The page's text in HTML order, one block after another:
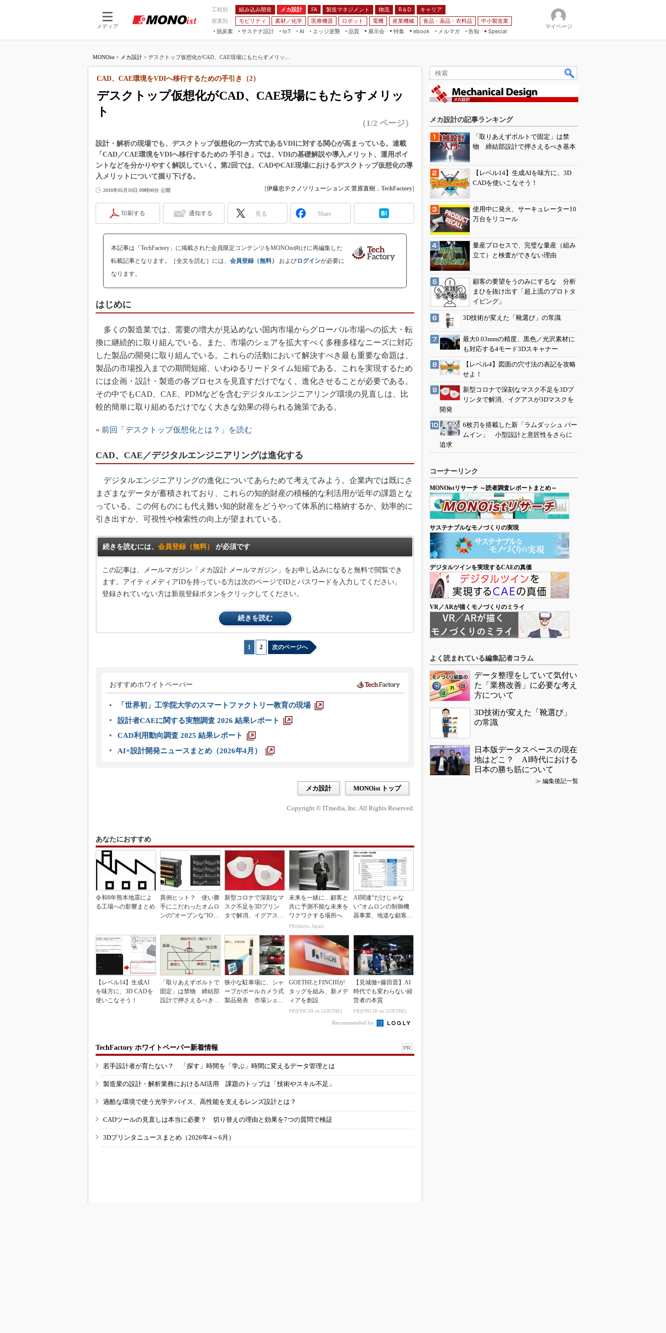
メディア
工程別： 組み込み開発 メカ設計 FA 製造マネジメント 物流 R＆D
キャリア
産業別：
モビリティ 素材／化学 医療機器 ロボット 電機 産業機械 食品・薬品・衣料品
中小製造業
脱炭素
サステナ設計
IoT
つながる工場
つながるサービス
AI
AI×設備保全
Physical AI
エッジ逆襲 品質
展示会
JIMTOF
IIFES
TECHNO-FRONTIER
人テク展
EdgeTech+
日本ものづくりワールド
AUTOMOTIVE WORLD
特集
VR／AR
フィールドサービス
組み込みモデリング
Windows Embedded
無償設計ツール
3Dプリンタ
イノベーション
植物工場
知財マネジメント
海外生産
グローバル設計・開発
制御セキュリティ
新型コロナへの対応
ebook
モビリティ
メルマガ
告知 Special
マイページ
MONOist > メカ設計 > デスクトップ仮想化がCAD、CAE現場にもたらすメリッ...
デスクトップ仮想化がCAD、CAE現場にもたらすメリッ
ト
CAD、CAE環境をVDIへ移行するための手引き（2）
（1/2 ページ）
設計・解析の現場でも、デスクトップ仮想化の一方式であるVDIに対する関心が高まっている。連載
「CAD／CAE環境をVDIへ移行するための 手引き」では、VDIの基礎解説や導入メリット、運用ポイ
ントなどを分かりやすく解説していく。第2回では、CADやCAE現場におけるデスクトップ仮想化の導
入メリットについて掘り下げる。
2016年05月10日 09時00分 公開 [伊藤忠テクノソリューションズ 菅原直樹 ， TechFactory]
印刷する 通知する 見る Share
本記事は「TechFactory」に掲載された会員限定コンテンツをMONOist向けに再編集した
転載記事となります。［全文を読む］には、 会員登録（無料） およびログインが必要に
なります。
はじめに
多くの製造業では、需要の増大が見込めない国内市場からグローバル市場への拡大・転
換に継続的に取り組んでいる。また、市場のシェアを拡大すべく多種多様なニーズに対応
した製品の開発に取り組んでいる。これらの活動において解決すべき最も重要な命題は、
製品の市場投入までの期間短縮、いわゆるリードタイム短縮である。これを実現するため
には企画・設計・製造の各プロセスを見直すだけでなく、進化させることが必要である。
その中でもCAD、CAE、PDMなどを含むデジタルエンジニアリング環境の見直しは、比
較的簡単に取り組めるだけでなく大きな効果の得られる施策である。
» 前回「デスクトップ仮想化とは？」を読む
CAD、CAE／デジタルエンジニアリングは進化する
デジタルエンジニアリングの進化についてあらためて考えてみよう。企業内では既にさ
まざまなデータが蓄積されており、これらの知的財産の積極的な利活用が近年の課題とな
っている。この何ものにも代え難い知的財産をどうやって体系的に格納するか、効率的に
引き出すか、可視性や検索性の向上が望まれている。
続きを読むには、 会員登録（無料） が必須です
この記事は、メールマガジン「メカ設計 メールマガジン」をお申し込みになると無料で閲覧でき
ます。アイティメディアIDを持っている方は次のページでIDとパスワードを入力してください。
登録されていない方は新規登録ボタンをクリックしてください。
続きを読む
1 2 次のページへ
おすすめホワイトペーパー
「世界初」工学院大学のスマートファクトリー教育の現場
設計者CAEに関する実態調査 2026 結果レポート
CAD利用動向調査 2025 結果レポート
AI×設計開発ニュースまとめ（2026年4月）
メカ設計 MONOist トップ
Copyright © ITmedia, Inc. All Rights Reserved.
あなたにおすすめ
令和8年熊本地震によ
る工場への影響まとめ
異例ヒット？ 使い勝
手にこだわったオムロ
ンの“オープンな”IO-L
新型コロナで深刻なマ
スク不足を3Dプリン
タで解消、イグアスが
未来を一緒に…顧客と
共に予測不能な未来を
ワクワクする場所へ
PR(dentsu Japan)
AI関連“だけじゃな
い”オムロンの制御機
器事業、地道な顧客基
【レベル14】生成AI
を味方に、3D CADを
使いこなそう！
「取りあえずボルトで
固定」は禁物 締結部
設計で押さえるべき基
狭小な駐車場に、シャ
ープがポールカメラ式
製品発表 市場シェア
GOETHEとFINCHIが
タッグを組み、新メデ
ィアを創設
PR(FINCHI on GOETHE)
【見城徹×藤田晋】AI
時代でも変わらない経
営者の本質
PR(FINCHI on GOETHE)
Recommended by
TechFactory ホワイトペーパー新着情報 PR
若手設計者が育たない？ 「探す」時間を「学ぶ」時間に変えるデータ管理とは
製造業の設計・解析業務におけるAI活用 課題のトップは「技術やスキル不足」
過酷な環境で使う光学デバイス、高性能を支えるレンズ設計とは？
CADツールの見直しは本当に必要？ 切り替えの理由と効果を7つの質問で検証
3Dプリンタニュースまとめ（2026年4～6月）
メカ設計の記事ランキング
「取りあえずボルトで固定」は禁
物 締結部設計で押さえるべき基本
【レベル14】生成AIを味方に、3D
CADを使いこなそう！
使用中に発火、サーキュレーター10
万台をリコール
量産プロセスで、完璧な量産（組み
立て）と検査ができない理由
顧客の要望をうのみにするな 分析
まひを抜け出す「超上流のプロトタ
イピング」
3D技術が変えた「靴選び」の常識
最大0.03mmの精度、黒色／光沢素材に
も対応する4モード3Dスキャナー
【レベル4】図面の穴寸法の表記を攻略
せよ！
新型コロナで深刻なマスク不足を3Dプ
リンタで解消、イグアスが3Dマスクを
開発
6枚刃を搭載した新「ラムダッシュ パー
ムイン」 小型設計と意匠性をさらに
追求
コーナーリンク
MONOistリサーチ ～読者調査レポートまとめ～
サステナブルなモノづくりの実現
デジタルツインを実現するCAEの真価
VR／ARが描くモノづくりのミライ
よく読まれている編集記者コラム
データ整理をしていて気付い
た「業務改善」に必要な考え
方について
3D技術が変えた「靴選び」
の常識
日本版データスペースの現在
地はどこ？ AI時代における
日本の勝ち筋について
≫ 編集後記一覧